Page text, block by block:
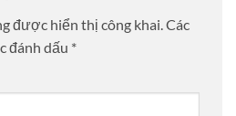
được hiển thị công khai.Các
đánh dấu *